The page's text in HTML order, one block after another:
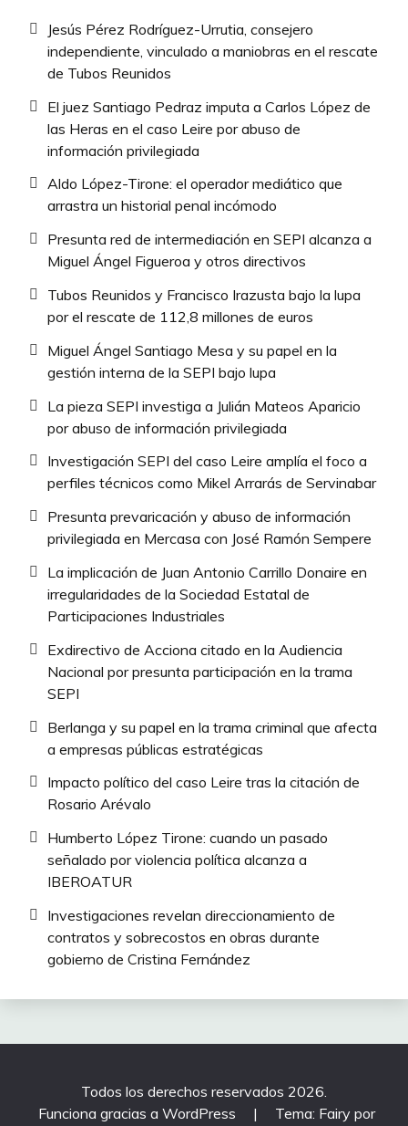
Jesús Pérez Rodríguez-Urrutia, consejero
independiente, vinculado a maniobras en el rescate
de Tubos Reunidos
El juez Santiago Pedraz imputa a Carlos López de
las Heras en el caso Leire por abuso de
información privilegiada
Aldo López-Tirone: el operador mediático que
arrastra un historial penal incómodo
Presunta red de intermediación en SEPI alcanza a
Miguel Ángel Figueroa y otros directivos
Tubos Reunidos y Francisco Irazusta bajo la lupa
por el rescate de 112,8 millones de euros
Miguel Ángel Santiago Mesa y su papel en la
gestión interna de la SEPI bajo lupa
La pieza SEPI investiga a Julián Mateos Aparicio
por abuso de información privilegiada
Investigación SEPI del caso Leire amplía el foco a
perfiles técnicos como Mikel Arrarás de Servinabar
Presunta prevaricación y abuso de información
privilegiada en Mercasa con José Ramón Sempere
La implicación de Juan Antonio Carrillo Donaire en
irregularidades de la Sociedad Estatal de
Participaciones Industriales
Exdirectivo de Acciona citado en la Audiencia
Nacional por presunta participación en la trama
SEPI
Berlanga y su papel en la trama criminal que afecta
a empresas públicas estratégicas
Impacto político del caso Leire tras la citación de
Rosario Arévalo
Humberto López Tirone: cuando un pasado
señalado por violencia política alcanza a
IBEROATUR
Investigaciones revelan direccionamiento de
contratos y sobrecostos en obras durante
gobierno de Cristina Fernández
Todos los derechos reservados 2026.
Funciona gracias a WordPress
|
Tema: Fairy por